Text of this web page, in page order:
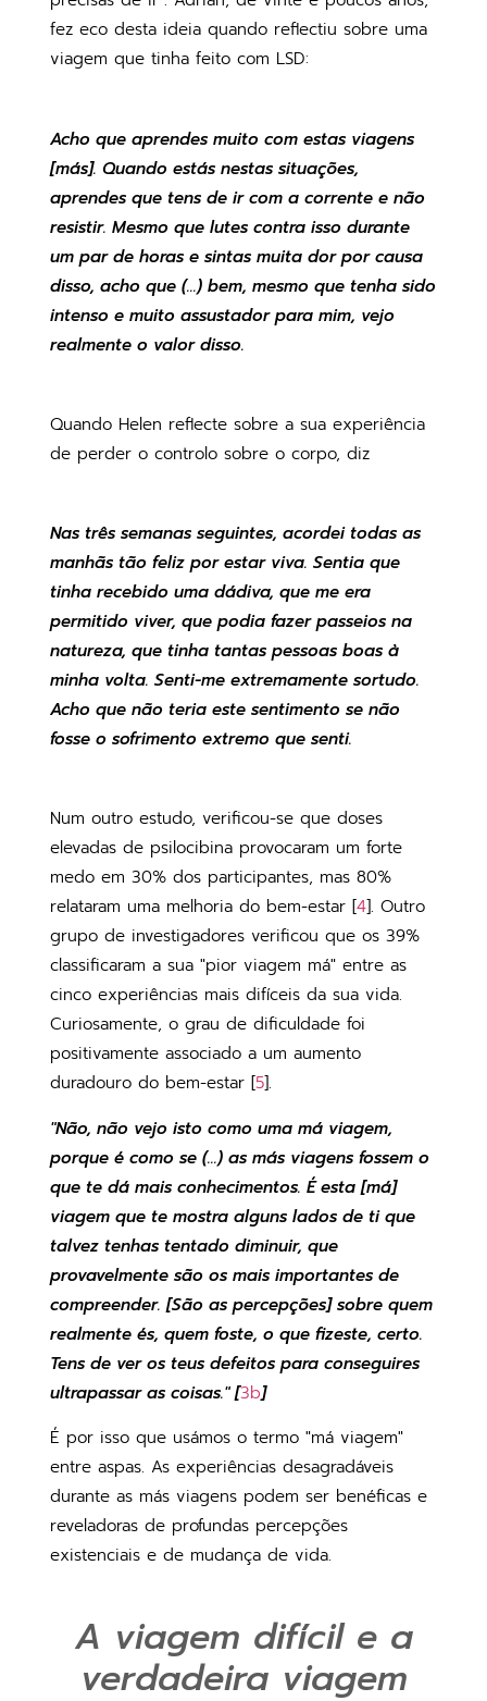
fez eco desta ideia quando reflectiu sobre uma
viagem que tinha feito com LSD:
Acho que aprendes muito com estas viagens
[más]. Quando estás nestas situações,
aprendes que tens de ir com a corrente e não
resistir. Mesmo que lutes contra isso durante
um par de horas e sintas muita dor por causa
disso, acho que (...) bem, mesmo que tenha sido
intenso e muito assustador para mim, vejo
realmente o valor disso.
Quando Helen reflecte sobre a sua experiência
de perder o controlo sobre o corpo, diz
Nas três semanas seguintes, acordei todas as
manhãs tão feliz por estar viva. Sentia que
tinha recebido uma dádiva, que me era
permitido viver, que podia fazer passeios na
natureza, que tinha tantas pessoas boas à
minha volta. Senti-me extremamente sortudo.
Acho que não teria este sentimento se não
fosse o sofrimento extremo que senti.
Num outro estudo, verificou-se que doses
elevadas de psilocibina provocaram um forte
medo em 30% dos participantes, mas 80%
relataram uma melhoria do bem-estar [4]. Outro
grupo de investigadores verificou que os 39%
classificaram a sua "pior viagem má" entre as
cinco experiências mais difíceis da sua vida.
Curiosamente, o grau de dificuldade foi
positivamente associado a um aumento
duradouro do bem-estar [5].
"Não, não vejo isto como uma má viagem,
porque é como se (...) as más viagens fossem o
que te dá mais conhecimentos. É esta [má]
viagem que te mostra alguns lados de ti que
talvez tenhas tentado diminuir, que
provavelmente são os mais importantes de
compreender. [São as percepções] sobre quem
realmente és, quem foste, o que fizeste, certo.
Tens de ver os teus defeitos para conseguires
ultrapassar as coisas." [3b]
É por isso que usámos o termo "má viagem"
entre aspas. As experiências desagradáveis
durante as más viagens podem ser benéficas e
reveladoras de profundas percepções
existenciais e de mudança de vida.
A viagem difícil e a
verdadeira viagem